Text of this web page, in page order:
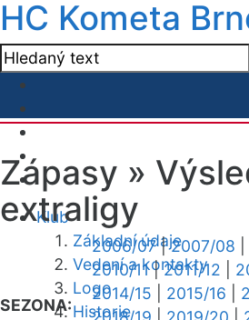
HC Kometa
Klub
Základní údaje
Vedení a kontakty
Logo
Historie
Zápasy »
extraligy
SEZONA:
2006/07|2007/08
2010/11|2011/12
2014/15
2015/16